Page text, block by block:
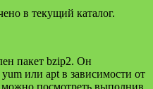
в текущий каталог.
пакет bzip2. Он
yum или apt в зависимости от
посмотреть выполнив